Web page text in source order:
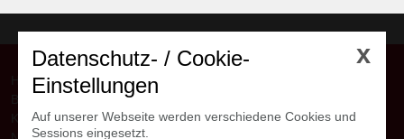
Home
Kunden
x
Datenschutz- / Cookie-
Einstellungen
Auf unserer Webseite werden verschiedene Cookies und
Sessions eingesetzt.